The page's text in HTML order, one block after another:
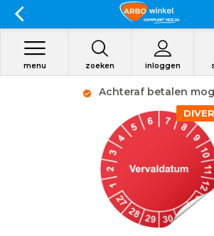
zoeken inloggen
menu
Achteraf betalen